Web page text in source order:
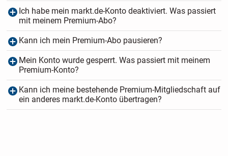
Ich habe mein markt.de-Konto deaktiviert. Was passiert
mit meinem Premium-Abo?
Kann ich mein Premium-Abo pausieren?
Mein Konto wurde gesperrt. Was passiert mit meinem
Premium-Konto?
Kann ich meine bestehende Premium-Mitgliedschaft auf
ein anderes markt.de-Konto übertragen?